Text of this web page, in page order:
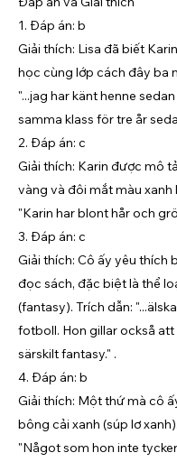
1. Đáp án: b
Giải thích: Lisa đã biết
học cùng lớp cách đây ba
"...jag har känt henne
samma klass för tre år
2. Đáp án: c
Giải thích: Karin được mô
vàng và đôi mắt màu xanh
"Karin har blont hår och
3. Đáp án: c
Giải thích: Cô ấy yêu thích
đọc sách, đặc biệt là thể
(fantasy). Trích dẫn:
fotboll. Hon gillar också att
särskilt fantasy." .
4. Đáp án: b
Giải thích: Một thứ mà cô
bông cải xanh (súp lơ
"Något som hon inte